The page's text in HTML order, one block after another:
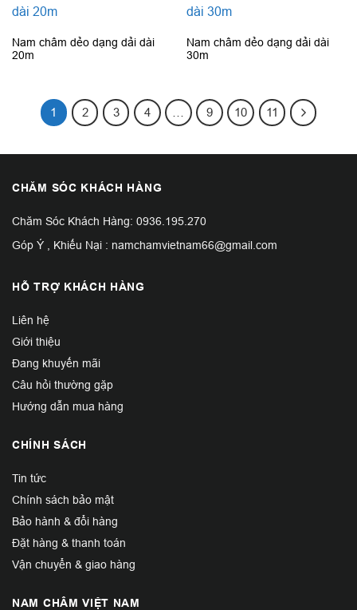
Nam châm dẻo dạng dải dài
20m
Nam châm dẻo dạng dải dài
30m
1 2 3 4 9 10 11
CHĂM SÓC KHÁCH HÀNG
Chăm Sóc Khách Hàng: 0936.195.270
Góp Ý , Khiếu Nại : namchamvietnam66@gmail.com
HỖ TRỢ KHÁCH HÀNG
Liên hệ
Giới thiệu
Đang khuyến mãi
Câu hỏi thường gặp
Hướng dẫn mua hàng
CHÍNH SÁCH
Tin tức
Chính sách bảo mật
Bảo hành & đổi hàng
Đặt hàng & thanh toán
Vận chuyển & giao hàng
NAM CHÂM VIỆT NAM